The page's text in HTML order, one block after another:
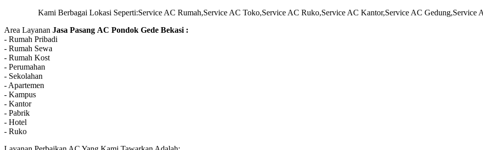
Kami Berbagai Lokasi Seperti:Service AC Rumah,Service AC Toko,Service AC Ruko,Service AC Kantor,Service AC
Area Layanan Jasa Pasang AC Pondok Gede Bekasi :
- Rumah Pribadi
- Rumah Sewa
- Rumah Kost
- Perumahan
- Sekolahan
- Apartemen
- Kampus
- Kantor
- Pabrik
- Hotel
- Ruko